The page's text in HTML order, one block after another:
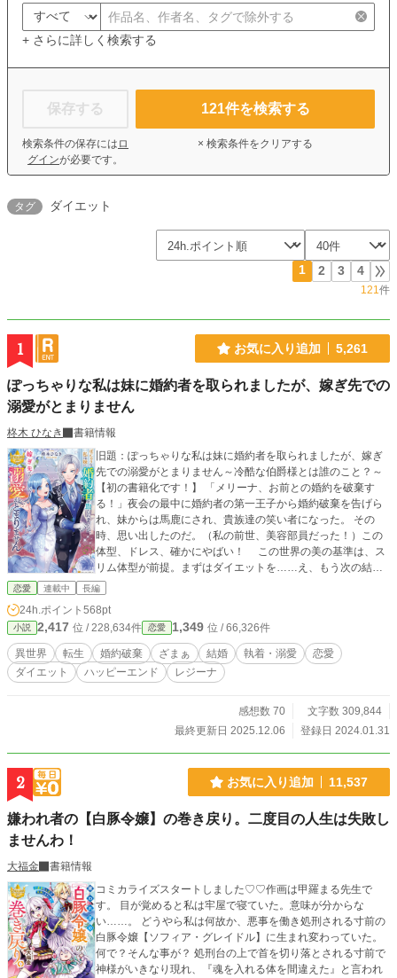
+ さらに詳しく検索する
保存する
検索条件の保存には ロ
グインが必要です。
121件を検索する
× 検索条件をクリアする
タグ ダイエット
1 2 3 4
121件
1 お気に入り追加 5,261
ぽっちゃりな私は妹に婚約者を取られましたが、嫁ぎ先での
溺愛がとまりません
柊木 ひなき
書籍情報
旧題：ぽっちゃりな私は妹に婚約者を取られましたが、嫁ぎ
先での溺愛がとまりません～冷酷な伯爵様とは誰のこと？～
【初の書籍化です！】 「メリーナ、お前との婚約を破棄す
る！」夜会の最中に婚約者の第一王子から婚約破棄を告げら
れ、妹からは馬鹿にされ、貴族達の笑い者になった。 その
時、思い出したのだ。（私の前世、美容部員だった！）この
体型、ドレス、確かにやばい！ この世界の美の基準は、ス
リム体型が前提。まずはダイエットを……え、もう次の結
婚？ お相手は、超絶美形の伯爵様！？ からの溺愛！？
恋愛 連載中 長編
24h.ポイント 568pt
小説 2,417 位 / 228,634件 恋愛 1,349 位 / 66,326件
異世界 転生 婚約破棄 ざまぁ 結婚 執着・溺愛
恋愛
ダイエット
ハッピーエンド レジーナ
感想数 70
文字数 309,844
最終更新日 2025.12.06
登録日 2024.01.31
2 お気に入り追加 11,537
嫌われ者の【白豚令嬢】の巻き戻り。二度目の人生は失敗し
ませんわ！
大福金
書籍情報
コミカライズスタートしました♡♡作画は甲羅まる先生で
す。 目が覚めると私は牢屋で寝ていた。意味が分からな
い……。 どうやら私は何故か、悪事を働き処刑される寸前の
白豚令嬢【ソフィア・グレイドル】に生まれ変わっていた。
何で？そんな事が？ 処刑台の上で首を切り落とされる寸前で
神様がいきなり現れ、『魂を入れる体を間違えた』と言われ